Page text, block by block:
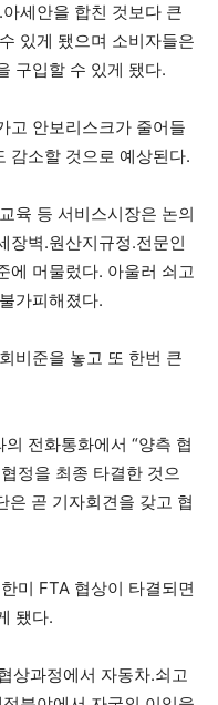
세안을 합친 것보다 큰
있게 됐으며 소비자들은
구입할 수 있게 됐다.
고 안보리스크가 줄어들
감소할 것으로 예상된다.
육 등 서비스시장은 논의
장벽.원산지규정.전문인
에 머물렀다. 아울러 쇠고
가피해졌다.
비준을 놓고 또 한번 큰
전화통화에서 “양측 협
정을 최종 타결한 것으
은 곧 기자회견을 갖고 협
미 FTA 협상이 타결되면
됐다.
상과정에서 자동차.쇠고